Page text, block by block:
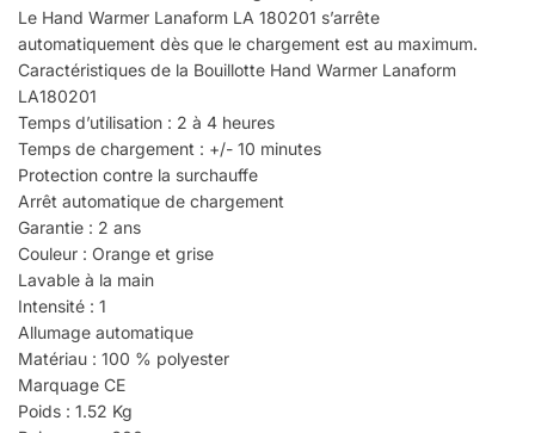
Le Hand Warmer Lanaform LA 180201 s’arrête
automatiquement dès que le chargement est au maximum.
Caractéristiques de la Bouillotte Hand Warmer Lanaform
LA180201
Temps d’utilisation : 2 à 4 heures
Temps de chargement : +/- 10 minutes
Protection contre la surchauffe
Arrêt automatique de chargement
Garantie : 2 ans
Couleur : Orange et grise
Lavable à la main
Intensité : 1
Allumage automatique
Matériau : 100 % polyester
Marquage CE
Poids : 1.52 Kg